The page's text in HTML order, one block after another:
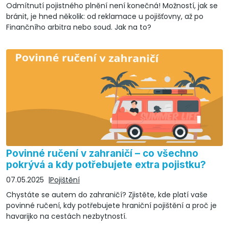
Odmítnutí pojistného plnění není konečná! Možností, jak se
bránit, je hned několik: od reklamace u pojišťovny, až po
Finančního arbitra nebo soud. Jak na to?
Povinné ručení v zahraničí – co všechno
pokrývá a kdy potřebujete extra pojistku?
07.05.2025
Pojištění
Chystáte se autem do zahraničí? Zjistěte, kde platí vaše
povinné ručení, kdy potřebujete hraniční pojištění a proč je
havarijko na cestách nezbytností.